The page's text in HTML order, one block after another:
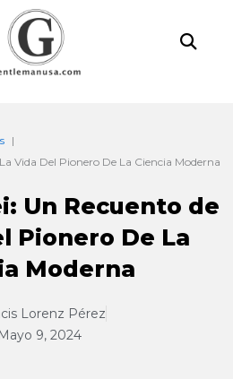
Vida Del Pionero De La Ciencia Moderna
Un Recuento de
Pionero De La
Moderna
Lorenz Pérez
Mayo 9, 2024